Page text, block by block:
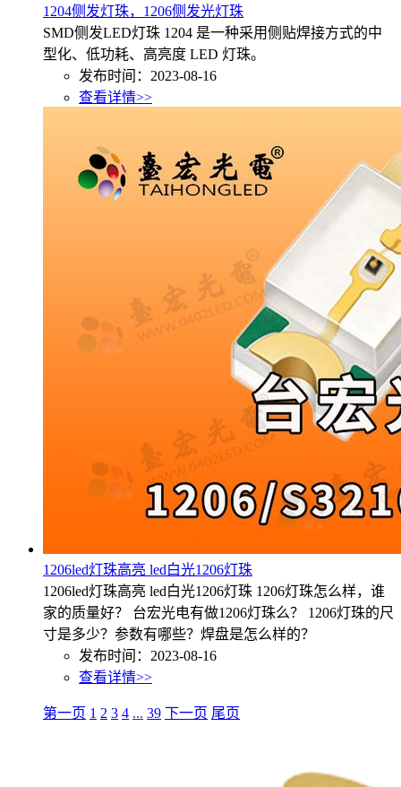
1204侧发灯珠，1206侧发光灯珠
SMD侧发LED灯珠 1204 是一种采用侧贴焊接方式的中
型化、低功耗、高亮度 LED 灯珠。
发布时间：2023-08-16
查看详情>>
1206led灯珠高亮 led白光1206灯珠
1206led灯珠高亮 led白光1206灯珠 1206灯珠怎么样，谁
家的质量好？ 台宏光电有做1206灯珠么？ 1206灯珠的尺
寸是多少？参数有哪些？焊盘是怎么样的？
发布时间：2023-08-16
查看详情>>
第一页 1 2 3 4 ... 39 下一页 尾页